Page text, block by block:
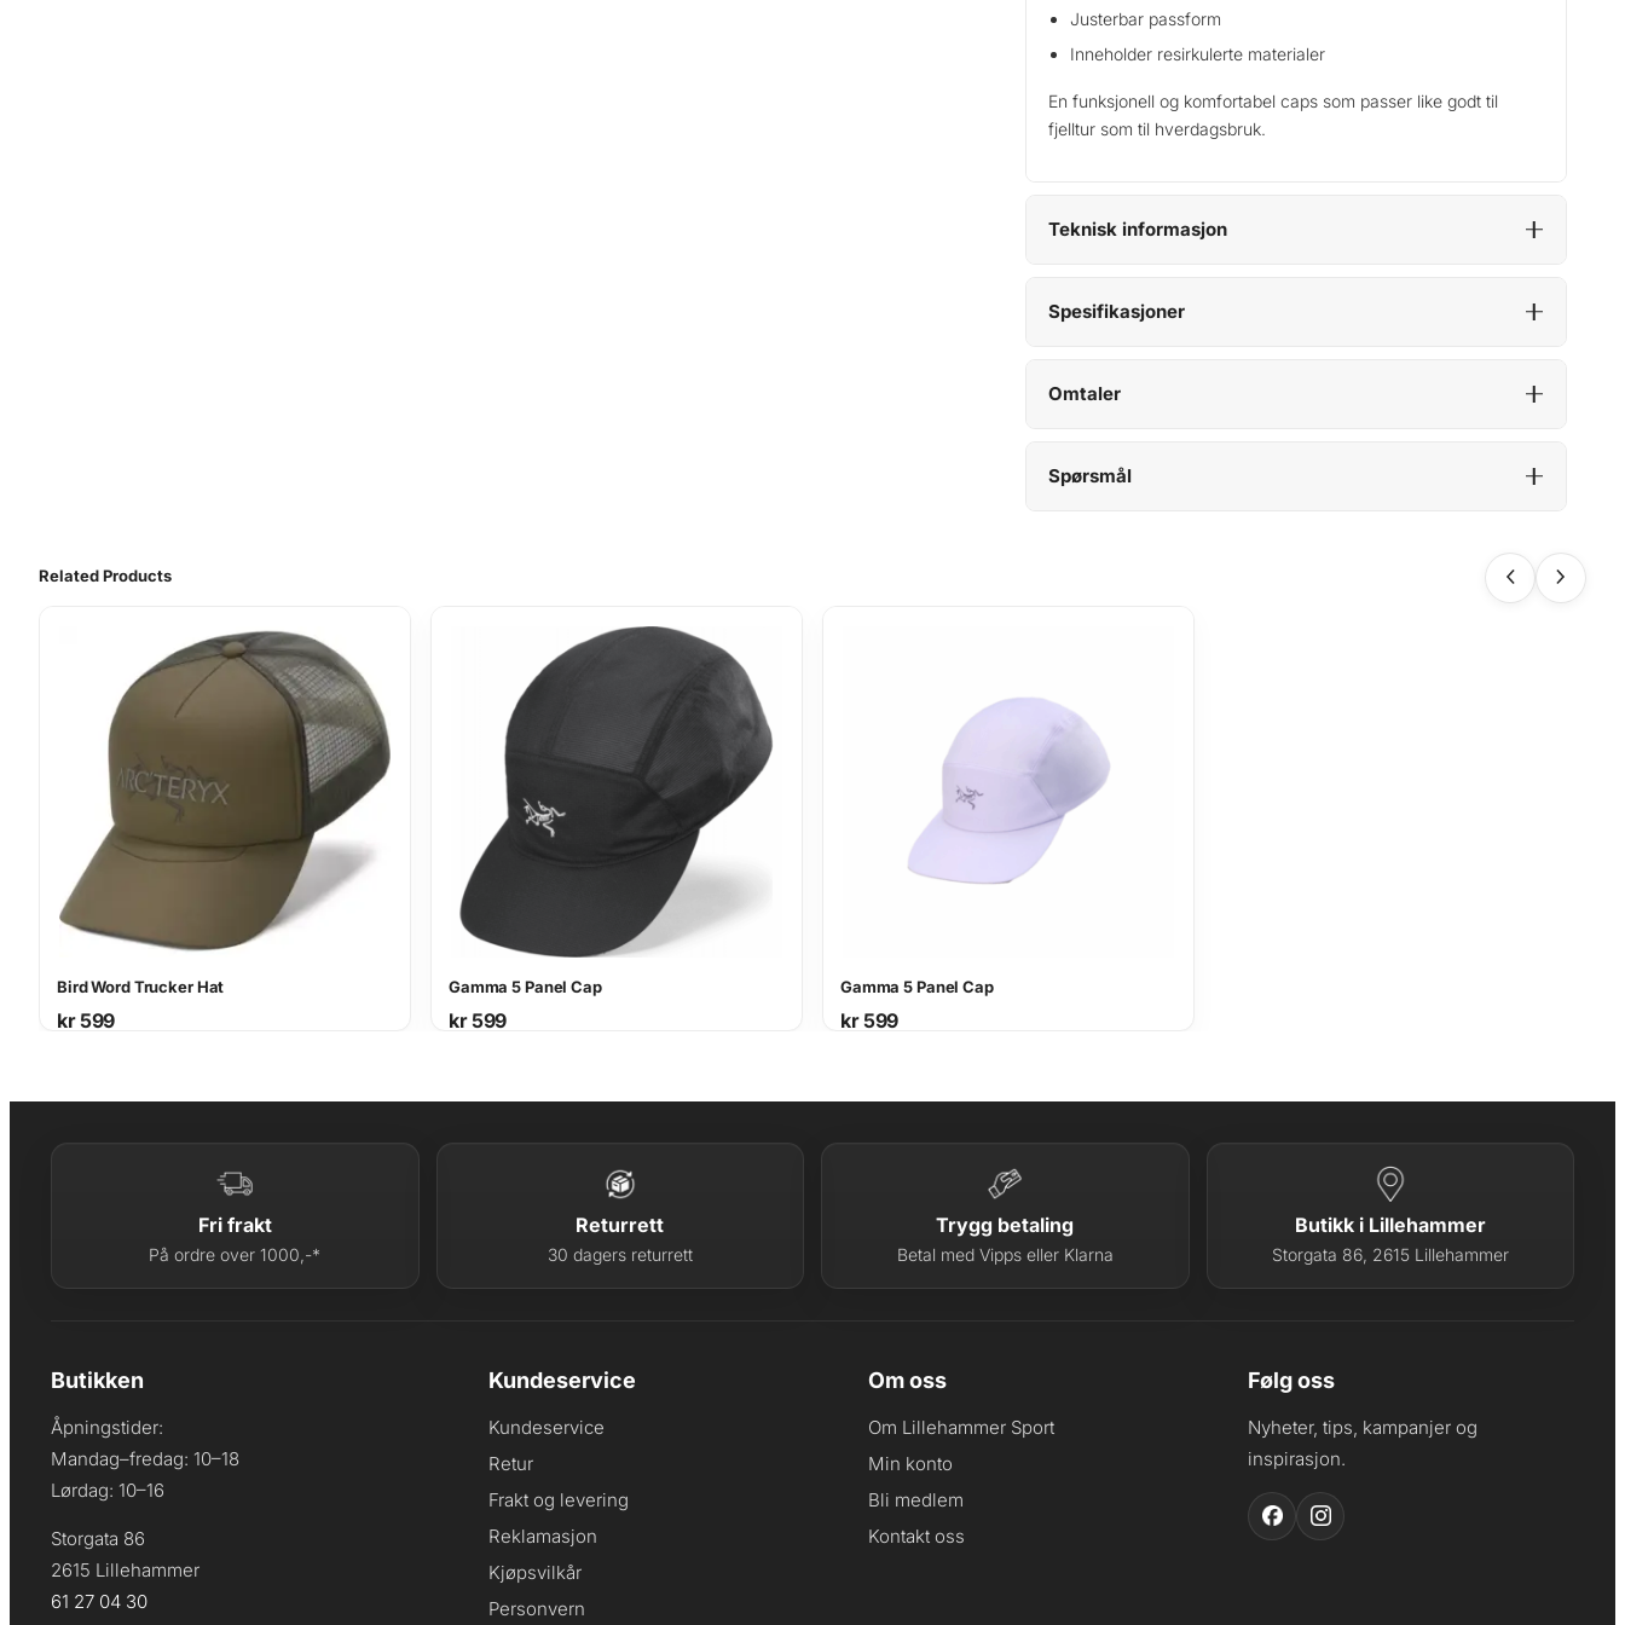
Justerbar passform
Inneholder resirkulerte materialer
En funksjonell og komfortabel caps som passer like godt til
fjelltur som til hverdagsbruk.
Teknisk informasjon
Spesifikasjoner
Omtaler
Spørsmål
Related Products
Bird Word Trucker Hat
kr599
Gamma 5 Panel Cap
kr599
Gamma 5 Panel Cap
kr599
Fri frakt
På ordre over 1000,-*
Returrett
30 dagers returrett
Trygg betaling
Betal med Vipps eller Klarna
Butikk i Lillehammer
Storgata 86, 2615 Lillehammer
Butikken
Åpningstider:
Mandag–fredag: 10–18
Lørdag: 10–16
Storgata 86
2615 Lillehammer
61 27 04 30
Kundeservice
Kundeservice
Retur
Frakt og levering
Reklamasjon
Kjøpsvilkår
Personvern
Om oss
Om Lillehammer Sport
Min konto
Bli medlem
Kontakt oss
Følg oss
Nyheter, tips, kampanjer og
inspirasjon.